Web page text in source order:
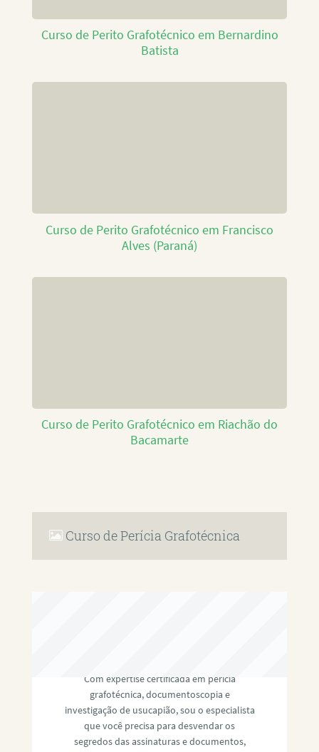
Curso de Perito Grafotécnico em Bernardino
Batista
Curso de Perito Grafotécnico em Francisco
Alves (Paraná)
Curso de Perito Grafotécnico em Riachão do
Bacamarte
Curso de Perícia Grafotécnica
Com expertise certificada em perícia
grafotécnica, documentoscopia e
investigação de usucapião, sou o especialista
que você precisa para desvendar os
segredos das assinaturas e documentos,